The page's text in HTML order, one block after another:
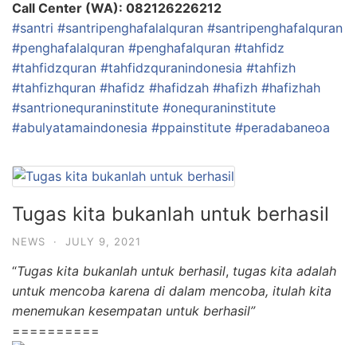
Call Center (WA): 082126226212
#santri #santripenghafalalquran #santripenghafalquran
#penghafalalquran #penghafalquran #tahfidz
#tahfidzquran #tahfidzquranindonesia #tahfizh
#tahfizhquran #hafidz #hafidzah #hafizh #hafizhah
#santrionequraninstitute #onequraninstitute
#abulyatamaindonesia #ppainstitute #peradabaneoa
Tugas kita bukanlah untuk berhasil
NEWS · JULY 9, 2021
“Tugas kita bukanlah untuk berhasil, tugas kita adalah
untuk mencoba karena di dalam mencoba, itulah kita
menemukan kesempatan untuk berhasil”
==========